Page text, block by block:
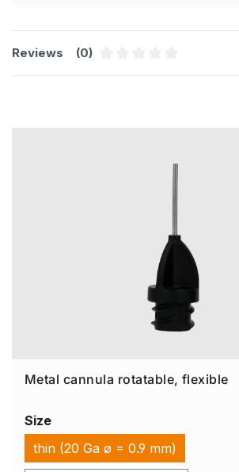
Reviews
(0)
Metal cannula rotatable, flexible
Size
thin (20 Ga ø = 0.9 mm)